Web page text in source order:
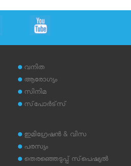
വനിത
ആരോഗ്യം
സിനിമ
സ്‌പോര്‍ട്‌സ്
ഇമിഗ്രേഷന്‍ & വിസ
പരസ്യം
തെരഞ്ഞെടുപ്പ് സ്‌പെഷ്യല്‍